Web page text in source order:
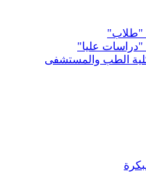
"طلاب"
"دراسات عليا"
الطب والمستشفى